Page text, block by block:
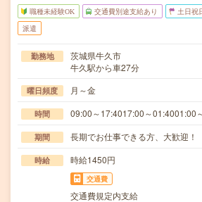
職種未経験OK 交通費別途支給あり 土日祝
派遣
勤務地
茨城県牛久市
牛久駅から車27分
曜日頻度 月～金
時間 09:00～17:4017:00～01:4001:00
期間 長期でお仕事できる方、大歓迎！
時給 時給1450円
交通費
交通費規定内支給